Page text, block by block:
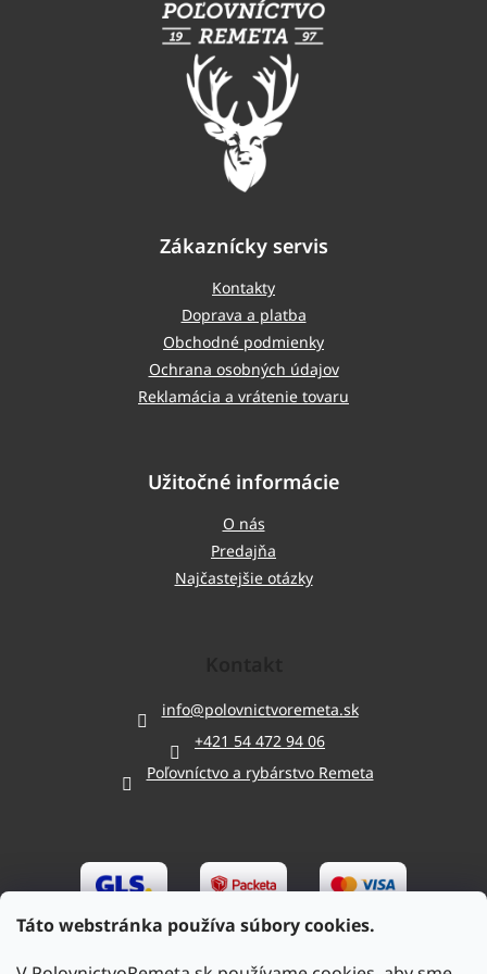
Táto webstránka používa súbory cookies.
Zákaznícky servis
Kontakty
Doprava a platba
Obchodné podmienky
Ochrana osobných údajov
Reklamácia a vrátenie tovaru
Užitočné informácie
O nás
Predajňa
Najčastejšie otázky
info@polovnictvoremeta.sk
+421 54 472 94 06
Poľovníctvo a rybárstvo Remeta